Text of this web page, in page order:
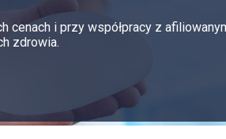
cenach i przy współpracy z
zdrowia.